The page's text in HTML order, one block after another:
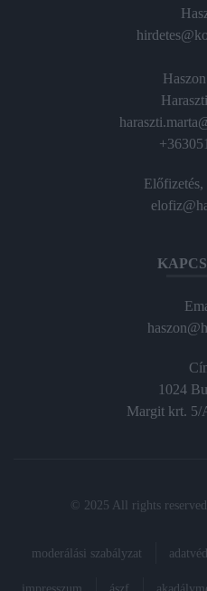
Előfizetés,
1024
Margit krt. 5/
© 2025 All rights
moderálási szabályzat